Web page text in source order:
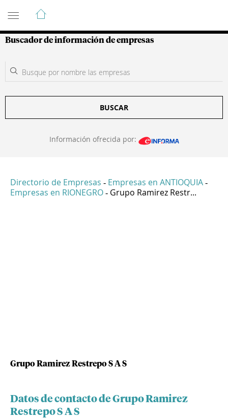
Guía de Empresas Colombianas
Buscador de información de empresas
BUSCAR
Información ofrecida por:
Directorio de Empresas - Empresas en ANTIOQUIA -
Empresas en RIONEGRO - Grupo Ramirez Restr...
Grupo Ramirez Restrepo S A S
Datos de contacto de Grupo Ramirez
Restrepo S A S